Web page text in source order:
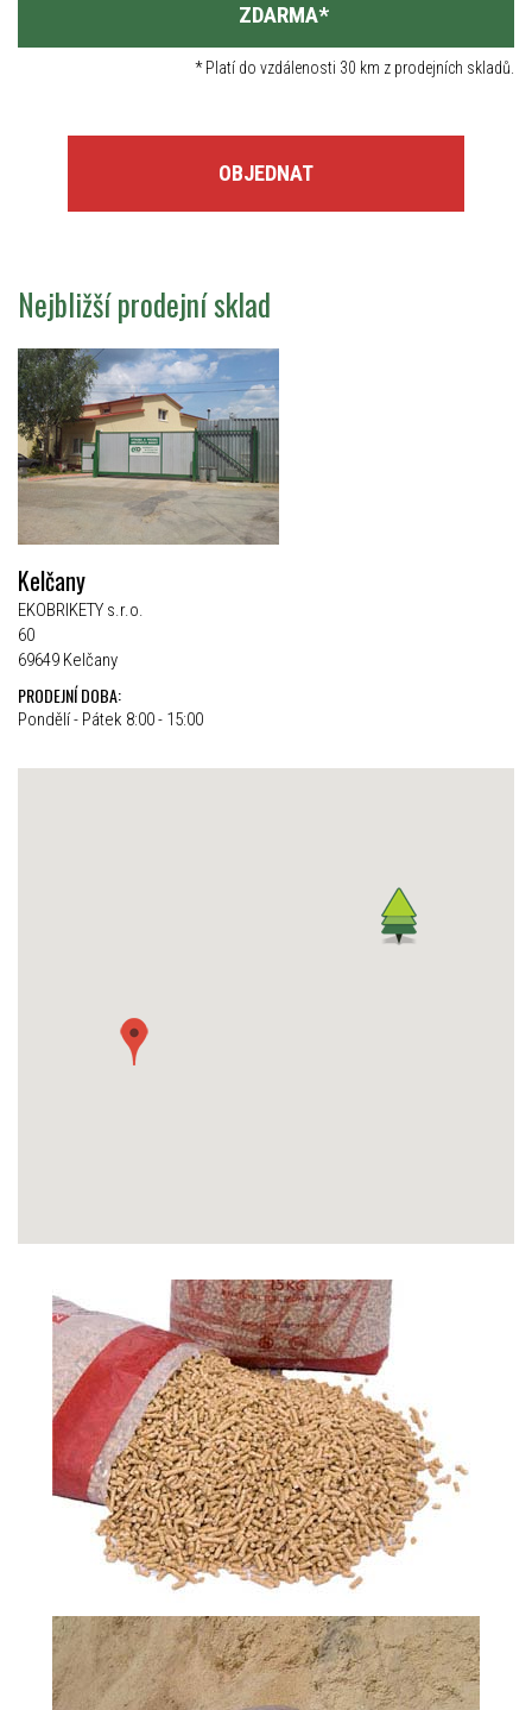
ZDARMA*
*Platí do vzdálenosti 30 km z prodejních skladů.
OBJEDNAT
Nejbližší prodejní sklad
Kelčany
EKOBRIKETY s.r.o.
60
69649 Kelčany
PRODEJNÍ DOBA:
Pondělí - Pátek 8:00 - 15:00